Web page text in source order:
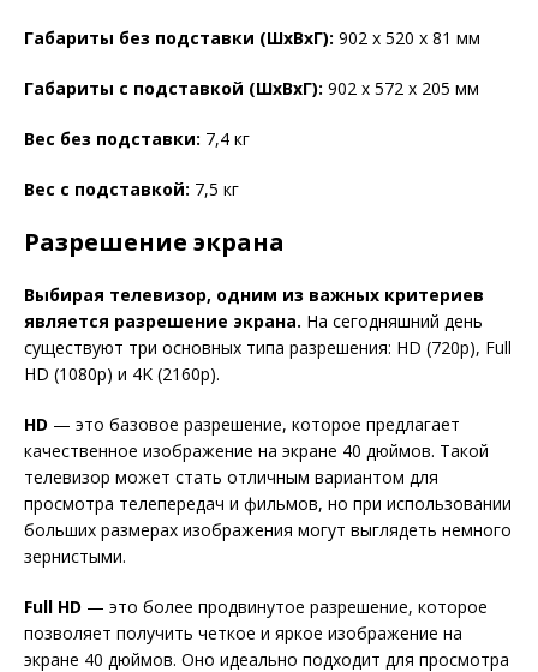
Габариты без подставки (ШхВхГ): 902 x 520 x 81 мм
Габариты с подставкой (ШхВхГ): 902 x 572 x 205 мм
Вес без подставки: 7,4 кг
Вес с подставкой: 7,5 кг
Разрешение экрана
Выбирая телевизор, одним из важных критериев
является разрешение экрана. На сегодняшний день
существуют три основных типа разрешения: HD (720p), Full
HD (1080p) и 4K (2160p).
HD — это базовое разрешение, которое предлагает
качественное изображение на экране 40 дюймов. Такой
телевизор может стать отличным вариантом для
просмотра телепередач и фильмов, но при использовании
больших размерах изображения могут выглядеть немного
зернистыми.
Full HD — это более продвинутое разрешение, которое
позволяет получить четкое и яркое изображение на
экране 40 дюймов. Оно идеально подходит для просмотра